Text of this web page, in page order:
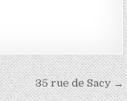
35 rue de Sacy →